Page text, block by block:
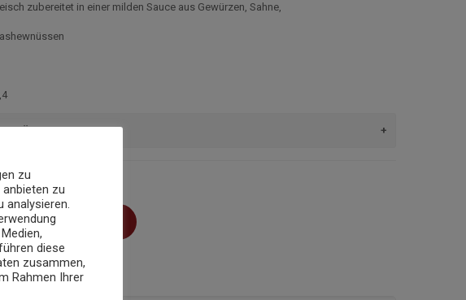
zubereitet in einer milden Sauce aus Gewürzen, Sahne,
In den Warenkorb
zu
zu
analysieren.
diese
zusammen,
Rahmen Ihrer